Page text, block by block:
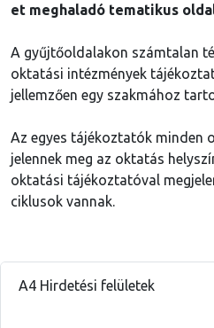
et meghaladó tematikus
A gyűjtőoldalakon számtalan
oktatási intézmények
jellemzően egy szakmához
Az egyes tájékoztatók minden
jelennek meg az oktatás
oktatási tájékoztatóval
ciklusok vannak.
A4 Hirdetési felületek